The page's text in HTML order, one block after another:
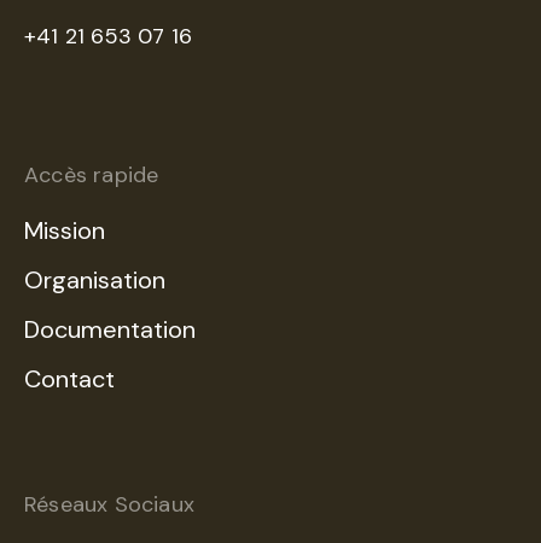
+41 21 653 07 16
Accès rapide
Mission
Organisation
Documentation
Contact
Réseaux Sociaux